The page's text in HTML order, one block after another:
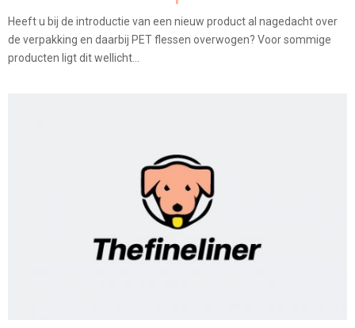
Heeft u bij de introductie van een nieuw product al nagedacht over
de verpakking en daarbij PET flessen overwogen? Voor sommige
producten ligt dit wellicht...